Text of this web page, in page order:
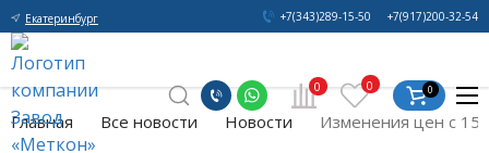
Екатеринбург +7(343)289-15-50 +7(917)200-32-54
0 0 0
Главная Все новости Новости Изменения цен с 15